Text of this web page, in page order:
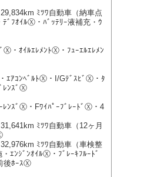
ﾐﾂﾜ自動車（納車点
ﾞﾌｵｲﾙⓍ・ﾊﾞｯﾃﾘｰ液補充・ｳ
ｵｲﾙｴﾚﾒﾝﾄⓍ・ﾌｭｰｴﾙｴﾚﾒﾝ
ｺﾝﾍﾞﾙﾄⓍ・I/GﾃﾞｽﾋﾞⓍ・ﾀ
ﾚﾝｽﾞⓍ
ﾞⓍ・FﾜｲﾊﾟｰﾌﾞﾚｰﾄﾞⓍ・4
ﾐﾂﾜ自動車（12ヶ月
ﾐﾂﾜ自動車（車検整
ｴﾝｼﾞﾝｵｲﾙⓍ・ﾌﾞﾚｰｷﾌﾙｰﾄﾞ
後ﾎｰｽⓍ